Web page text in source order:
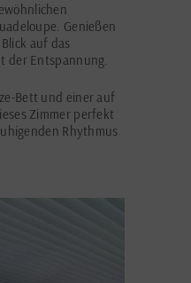
Genießen
auf das
der Entspannung.
Bett und einer auf
Zimmer perfekt
Rhythmus